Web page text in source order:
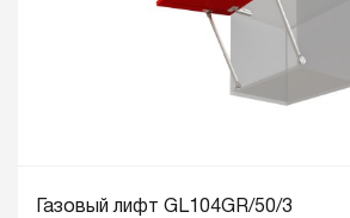
Газовый лифт GL104GR/50/3